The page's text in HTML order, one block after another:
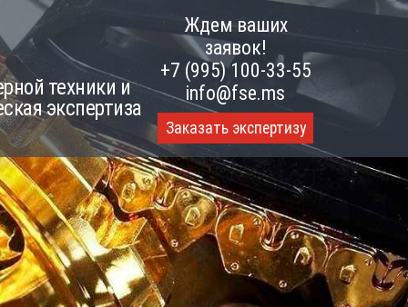
техники и
экспертиза
Ждем ваших
заявок!
+7 (995) 100-33-55
info@fse.ms
Заказать экспертизу